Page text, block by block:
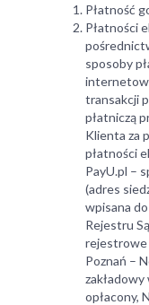
Płatność
Płatności
sposoby
transakcji
płatniczą
Klienta za
płatności
PayU.pl –
(adres
wpisana
Rejestru
rejestrowe
Poznań –
zakładowy
opłacony,